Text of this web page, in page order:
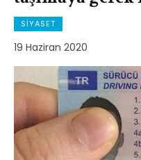
SIYASET
19 Haziran 2020